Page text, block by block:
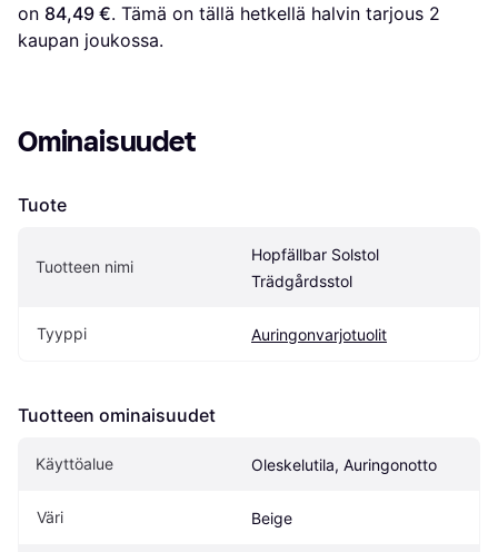
on 84,49 €. Tämä on tällä hetkellä halvin tarjous 2
kaupan joukossa.
Ominaisuudet
Tuote
Tuotteen nimi
Hopfällbar Solstol
Trädgårdsstol
Tyyppi Auringonvarjotuolit
Tuotteen ominaisuudet
Käyttöalue Oleskelutila, Auringonotto
Väri Beige